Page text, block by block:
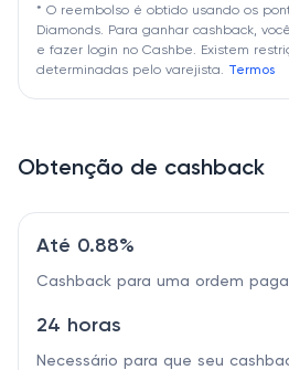
* O reembolso é obtido usando os
Diamonds. Para ganhar cashback,
e fazer login no Cashbe. Existem
determinadas pelo varejista. Termos
Obtenção de cashback
Até 0.88%
Cashback para uma ordem paga
24 horas
Necessário para que seu